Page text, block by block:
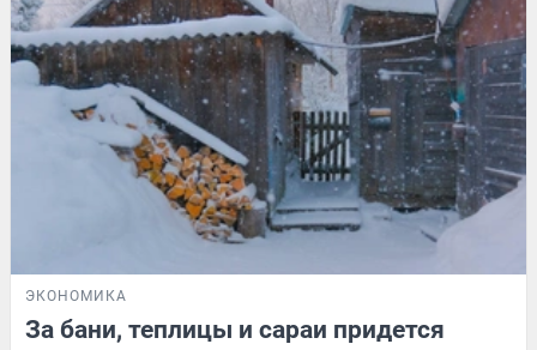
ЭКОНОМИКА
За бани, теплицы и сараи придется